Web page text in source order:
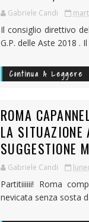
Gabriele Candi
Il consiglio direttivo
G.P. delle Aste 2018 .
Continua A Leggere
ROMA
LA SITUAZIONE
SUGGESTIONE
Gabriele Candi
Partitiiiiii! Roma
nevicata senza sosta